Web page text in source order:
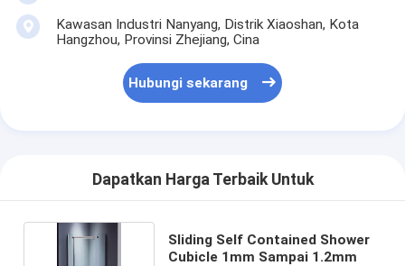
Kawasan Industri Nanyang, Distrik Xiaoshan, Kota
Hangzhou, Provinsi Zhejiang, Cina
Hubungi sekarang
Dapatkan Harga Terbaik Untuk
Sliding Self Contained Shower
Cubicle 1mm Sampai 1.2mm